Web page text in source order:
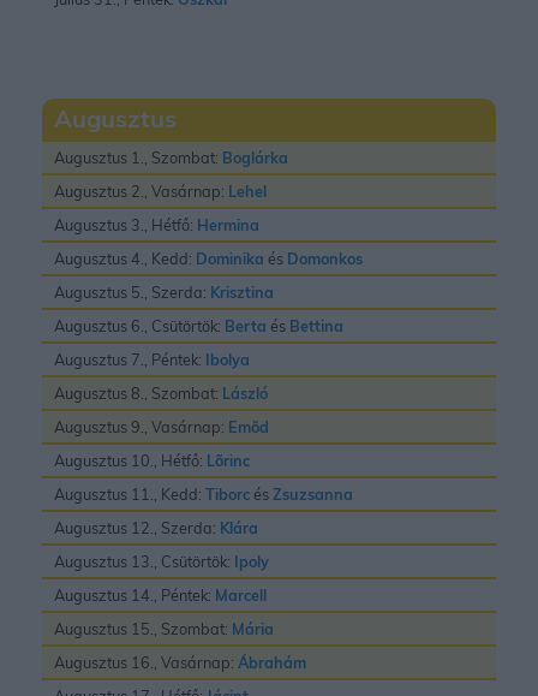
Augusztus
Augusztus 1., Szombat: Boglárka
Augusztus 2., Vasárnap: Lehel
Augusztus 3., Hétfő: Hermina
Augusztus 4., Kedd: Dominika és Domonkos
Augusztus 5., Szerda: Krisztina
Augusztus 6., Csütörtök: Berta és Bettina
Augusztus 7., Péntek: Ibolya
Augusztus 8., Szombat: László
Augusztus 9., Vasárnap: Emõd
Augusztus 10., Hétfő: Lõrinc
Augusztus 11., Kedd: Tiborc ésZsuzsanna
Augusztus 12., Szerda: Klára
Augusztus 13., Csütörtök: Ipoly
Augusztus 14., Péntek: Marcell
Augusztus 15., Szombat: Mária
Augusztus 16., Vasárnap: Ábrahám